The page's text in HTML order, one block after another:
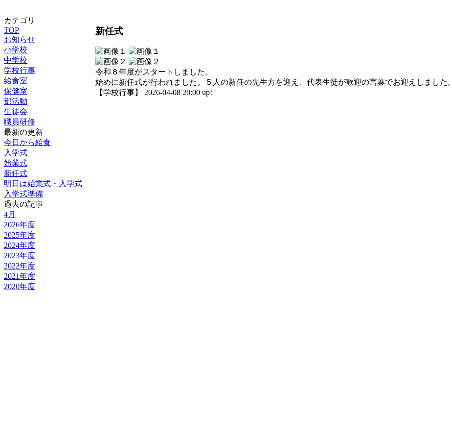
カテゴリ
TOP
お知らせ
小学校
中学校
学校行事
給食室
保健室
部活動
生徒会
職員研修
最新の更新
今日から給食
入学式
始業式
新任式
明日は始業式・入学式
入学式準備
過去の記事
4月
2026年度
2025年度
2024年度
2023年度
2022年度
2021年度
2020年度
新任式
令和８年度がスタートしました。
始めに新任式が行われました。５人の新任の先生方を迎え、代表生徒が歓迎の言葉でお迎えしました。
【学校行事】 2026-04-08 20:00 up!